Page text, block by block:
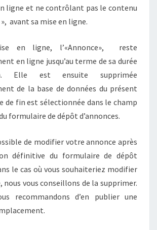
ligne et ne contrôlant pas le contenu
», avant sa mise en ligne.
en ligne, l’«Annonce», reste
en ligne jusqu’au terme de sa durée
Elle est ensuite supprimée
de la base de données du présent
de fin est sélectionnée dans le champ
formulaire de dépôt d’annonces.
de modifier votre annonce après
définitive du formulaire de dépôt
le cas où vous souhaiteriez modifier
nous vous conseillons de la supprimer.
recommandons d’en publier une